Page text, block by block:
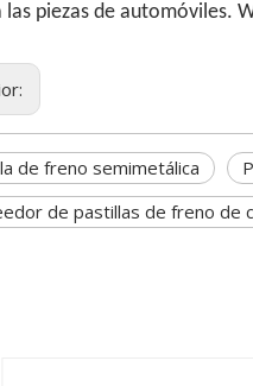
las piezas de automóviles.
de freno semimetálica
de pastillas de freno de